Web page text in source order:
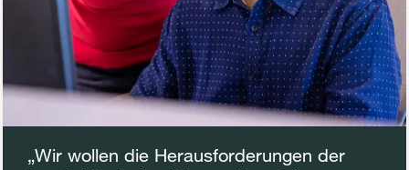
„Wir wollen die Herausforderungen der